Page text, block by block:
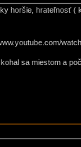
horšie, hrateľnosť
sa miestom a